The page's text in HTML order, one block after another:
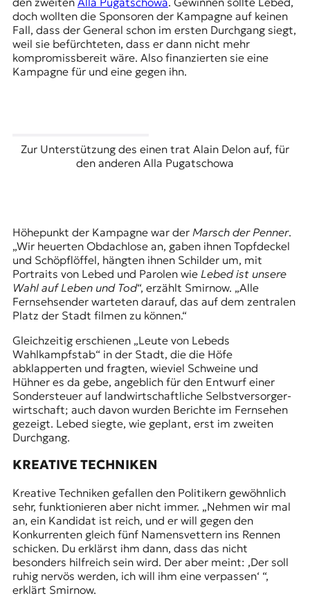
doch wollten die Sponsoren der Kampagne auf keinen
Fall, dass der General schon im ersten Durchgang siegt,
weil sie befürchteten, dass er dann nicht mehr
kompromissbereit wäre. Also finanzierten sie eine
Kampagne für und eine gegen ihn.
Zur Unterstützung des einen trat Alain Delon auf, für
den anderen Alla Pugatschowa
Höhepunkt der Kampagne war der Marsch der Penner.
„Wir heuerten Obdachlose an, gaben ihnen Topfdeckel
und Schöpflöffel, hängten ihnen Schilder um, mit
Portraits von Lebed und Parolen wie Lebed ist unsere
Wahl auf Leben und Tod“, erzählt Smirnow. „Alle
Fernsehsender warteten darauf, das auf dem zentralen
Platz der Stadt filmen zu können.“
Gleichzeitig erschienen „Leute von Lebeds
Wahlkampfstab“ in der Stadt, die die Höfe
abklapperten und fragten, wieviel Schweine und
Hühner es da gebe, angeblich für den Entwurf einer
Sondersteuer auf landwirtschaftliche Selbstversorger­
wirtschaft; auch davon wurden Berichte im Fernsehen
gezeigt. Lebed siegte, wie geplant, erst im zweiten
Durchgang.
KREATIVE TECHNIKEN
Kreative Techniken gefallen den Politikern gewöhnlich
sehr, funktionieren aber nicht immer. „Nehmen wir mal
an, ein Kandidat ist reich, und er will gegen den
Konkurrenten gleich fünf Namensvettern ins Rennen
schicken. Du erklärst ihm dann, dass das nicht
besonders hilfreich sein wird. Der aber meint: ‚Der soll
ruhig nervös werden, ich will ihm eine verpassen‘ “,
erklärt Smirnow.